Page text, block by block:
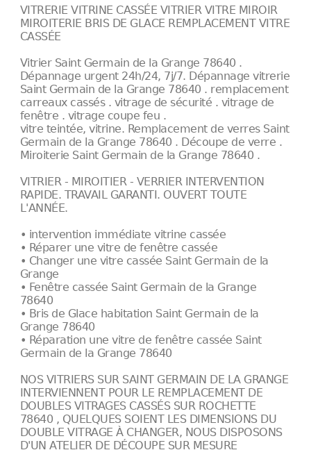
VITRERIE VITRINE CASSÉE VITRIER VITRE MIROIR
MIROITERIE BRIS DE GLACE REMPLACEMENT VITRE
CASSÉE
Vitrier Saint Germain de la Grange 78640 .
Dépannage urgent 24h/24, 7j/7. Dépannage vitrerie
Saint Germain de la Grange 78640 . remplacement
carreaux cassés . vitrage de sécurité . vitrage de
fenêtre . vitrage coupe feu .
vitre teintée, vitrine. Remplacement de verres Saint
Germain de la Grange 78640 . Découpe de verre .
Miroiterie Saint Germain de la Grange 78640 .
VITRIER - MIROITIER - VERRIER INTERVENTION
RAPIDE. TRAVAIL GARANTI. OUVERT TOUTE
L'ANNÉE.
• intervention immédiate vitrine cassée
• Réparer une vitre de fenêtre cassée
• Changer une vitre cassée Saint Germain de la
Grange
• Fenêtre cassée Saint Germain de la Grange
78640
• Bris de Glace habitation Saint Germain de la
Grange 78640
• Réparation une vitre de fenêtre cassée Saint
Germain de la Grange 78640
NOS VITRIERS SUR SAINT GERMAIN DE LA GRANGE
INTERVIENNENT POUR LE REMPLACEMENT DE
DOUBLES VITRAGES CASSÉS SUR ROCHETTE
78640 , QUELQUES SOIENT LES DIMENSIONS DU
DOUBLE VITRAGE À CHANGER, NOUS DISPOSONS
D'UN ATELIER DE DÉCOUPE SUR MESURE